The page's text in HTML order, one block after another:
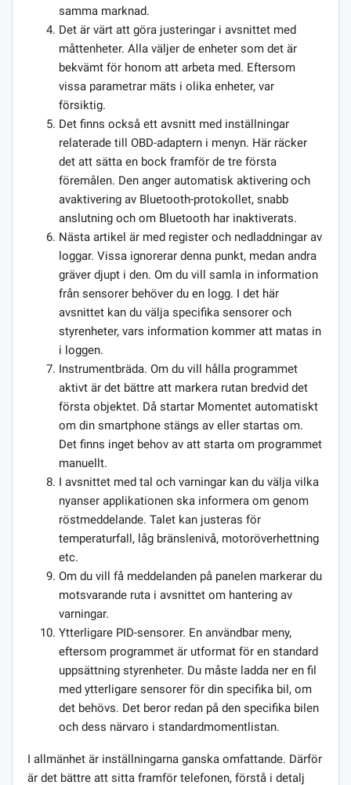
samma marknad.
Det är värt att göra justeringar i avsnittet med
måttenheter. Alla väljer de enheter som det är
bekvämt för honom att arbeta med. Eftersom
vissa parametrar mäts i olika enheter, var
försiktig.
Det finns också ett avsnitt med inställningar
relaterade till OBD-adaptern i menyn. Här räcker
det att sätta en bock framför de tre första
föremålen. Den anger automatisk aktivering och
avaktivering av Bluetooth-protokollet, snabb
anslutning och om Bluetooth har inaktiverats.
Nästa artikel är med register och nedladdningar av
loggar. Vissa ignorerar denna punkt, medan andra
gräver djupt i den. Om du vill samla in information
från sensorer behöver du en logg. I det här
avsnittet kan du välja specifika sensorer och
styrenheter, vars information kommer att matas in
i loggen.
Instrumentbräda. Om du vill hålla programmet
aktivt är det bättre att markera rutan bredvid det
första objektet. Då startar Momentet automatiskt
om din smartphone stängs av eller startas om.
Det finns inget behov av att starta om programmet
manuellt.
I avsnittet med tal och varningar kan du välja vilka
nyanser applikationen ska informera om genom
röstmeddelande. Talet kan justeras för
temperaturfall, låg bränslenivå, motoröverhettning
etc.
Om du vill få meddelanden på panelen markerar du
motsvarande ruta i avsnittet om hantering av
varningar.
Ytterligare PID-sensorer. En användbar meny,
eftersom programmet är utformat för en standard
uppsättning styrenheter. Du måste ladda ner en fil
med ytterligare sensorer för din specifika bil, om
det behövs. Det beror redan på den specifika bilen
och dess närvaro i standardmomentlistan.
I allmänhet är inställningarna ganska omfattande. Därför
är det bättre att sitta framför telefonen, förstå i detalj